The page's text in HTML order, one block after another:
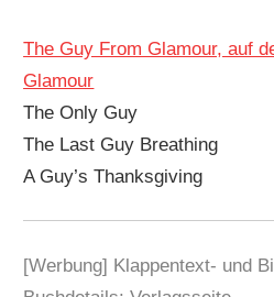
The Guy From Glamour, auf
Glamour
The Only Guy
The Last Guy Breathing
A Guy’s Thanksgiving
[Werbung] Klappentext- und